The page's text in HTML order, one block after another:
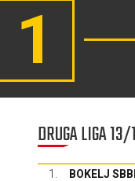
1
DRUGA LIGA
1. BOKELJ